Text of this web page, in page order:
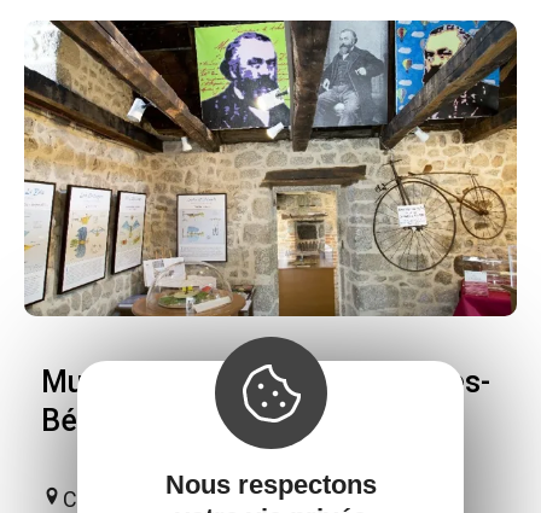
Musée Charles de Louvrié à Bes-
Bédène
CampouriezNous respectons